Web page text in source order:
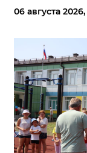
06 августа 2026,